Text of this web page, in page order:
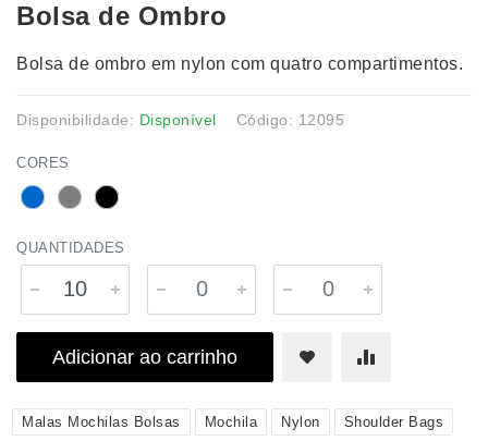
Bolsa de Ombro
Bolsa de ombro em nylon com quatro compartimentos.
Disponibilidade: Disponível Código: 12095
CORES
QUANTIDADES
Adicionar ao carrinho
Malas Mochilas Bolsas Mochila Nylon Shoulder Bags